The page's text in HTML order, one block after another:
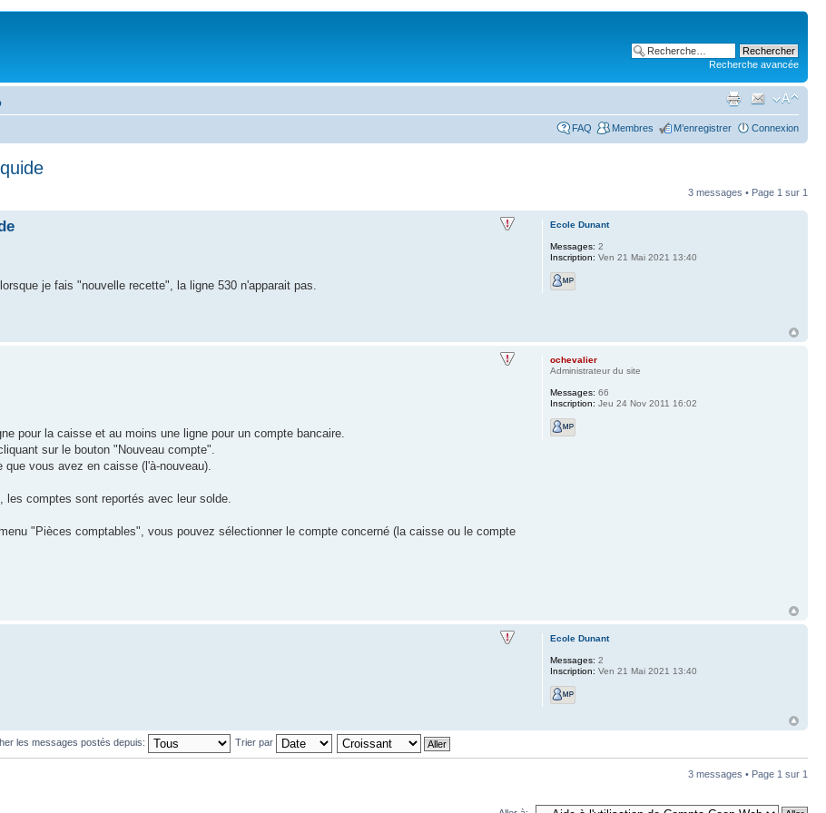
Recherche avancée
FAQ Membres M’enregistrer Connexion
3 messages • Page 1 sur 1
je fais "nouvelle recette", la ligne 530 n'apparait pas.
Ecole Dunant
Messages: 2
Inscription: Ven 21 Mai 2021 13:40
pour la caisse et au moins une ligne pour un compte bancaire.
sur le bouton "Nouveau compte".
vous avez en caisse (l'à-nouveau).
les comptes sont reportés avec leur solde.
"Pièces comptables", vous pouvez sélectionner le compte concerné (la caisse ou le compte
ochevalier
Administrateur du site
Messages: 66
Inscription: Jeu 24 Nov 2011 16:02
Ecole Dunant
Messages: 2
Inscription: Ven 21 Mai 2021 13:40
les messages postés depuis: Trier par
3 messages • Page 1 sur 1